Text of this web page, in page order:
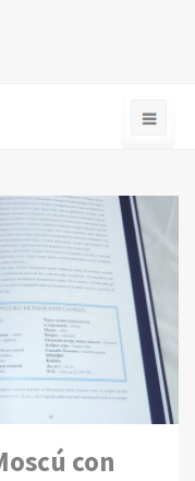
con